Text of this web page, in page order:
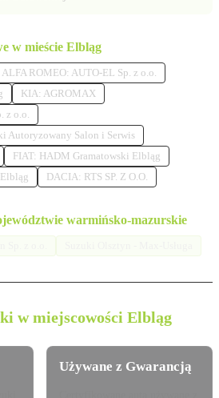
w mieście Elbląg
ALFA ROMEO: AUTO-EL Sp. z o.o.
KIA: AGROMAX
z o.o.
Autoryzowany Salon i Serwis
FIAT: HADM Gramatowski Elbląg
DACIA: RTS SP. Z O.O.
warmińsko-mazurskie
w miejscowości Elbląg
Używane z Gwarancją